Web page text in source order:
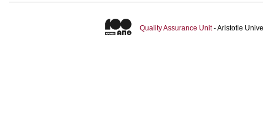
Quality Assurance Unit- Aristotle